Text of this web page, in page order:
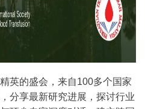
英的盛会，来自100多个国家
分享最新研究进展，探讨行业